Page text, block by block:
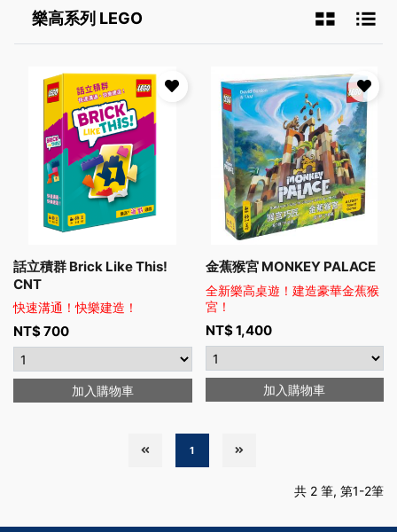
樂高系列 LEGO
話立積群 Brick Like This!
CNT
快速溝通！快樂建造！
NT$700
加入購物車
金蕉猴宮 MONKEY PALACE
全新樂高桌遊！建造豪華金蕉猴
宮！
NT$1,400
加入購物車
1
共 2 筆, 第1-2筆